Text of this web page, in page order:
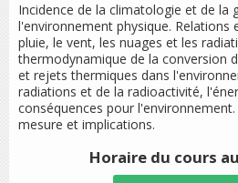
Incidence de la climatologie et de la
l'environnement physique. Relations
pluie, le vent, les nuages et les
thermodynamique de la conversion
et rejets thermiques dans
radiations et de la radioactivité,
conséquences pour
mesure et implications.
Horaire du cours